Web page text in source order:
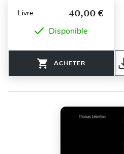
Livre 40,00 €
Disponible
ACHETER